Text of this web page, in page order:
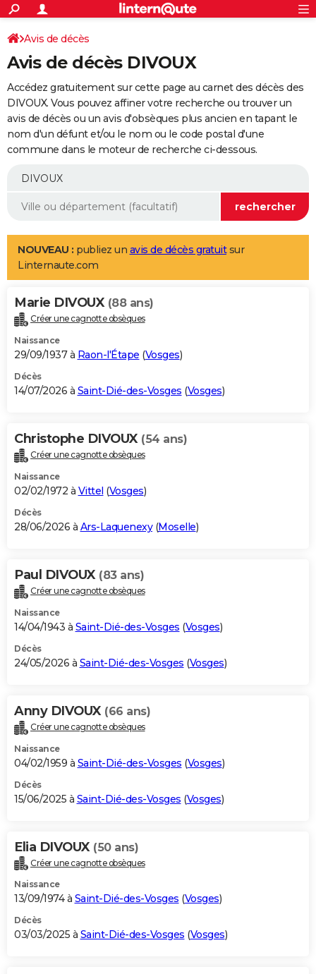
ACTUALITÉS
Politique
Société
Faits Divers
Education
Monde
Villes
+
SPORT
Coupe du monde 2026
Football
Tennis
Cyclisme
Rugby
Forum
Programme TV
TNT
Streaming
Cinéma
Sorties cinéma
Musique
+
FINANCE
Retraite
Epargne
Immobilier
Risques naturels par ville
Banque
Assurance
AUTO
Essais
Réserver un essai
Citadines
Berlines
SUV
Forum auto
+
Mobiles
Meilleur smartphone
Internet
Ordinateurs
Jeux vidéo
Guide high-tech
Aménagement intérieur
LIFESTYLE
Art de vivre
Bien-être
Loisirs
Mode
Modes de vie
Alimentation
Guide de la santé
Maladies
Médicaments
Sommeil
VOYAGE
Destinations
City break
Voyage nature
Voyage de noces
Forum
Climat
+PHOTO
GUIDES D'ACHAT
BONS PLANS
Carte de Noël
Carte Bonne année
Carte Saint-Valentin
Carte Pâques
Carte d'anniversaire
DICTIONNAIRE
Dictionnaire
Biographies
Citations
Expressions
Proverbes
PROGRAMME TV
S'inscrire
Se connecter
Lycées
Collèges
Primaires
Universités
Entreprises
Service militaire
Avis de recherche
AVIS DE DÉCÈS
Bricolage
Lifestyle
Culture
Sport
Auto
Television
Voyage
Cinema
Avis de décès
Avis de décès DIVOUX
Accédez gratuitement sur cette page au carnet des décès des
DIVOUX. Vous pouvez affiner votre recherche ou trouver un
avis de décès ou un avis d'obsèques plus ancien en tapant le
nom d'un défunt et/ou le nom ou le code postal d'une
commune dans le moteur de recherche ci-dessous.
NOUVEAU : publiez un avis de décès gratuitsur
Linternaute.com
Marie DIVOUX (88 ans)
Créer une cagnotte obsèques
Naissance
29/09/1937 à Raon-l'Étape (Vosges)
Décès
14/07/2026 à Saint-Dié-des-Vosges (Vosges)
Christophe DIVOUX (54 ans)
Créer une cagnotte obsèques
Naissance
02/02/1972 à Vittel (Vosges)
Décès
28/06/2026 à Ars-Laquenexy(Moselle)
Paul DIVOUX (83 ans)
Créer une cagnotte obsèques
Naissance
14/04/1943 à Saint-Dié-des-Vosges (Vosges)
Décès
24/05/2026 à Saint-Dié-des-Vosges (Vosges)
Anny DIVOUX (66 ans)
Créer une cagnotte obsèques
Naissance
04/02/1959 à Saint-Dié-des-Vosges (Vosges)
Décès
15/06/2025 à Saint-Dié-des-Vosges (Vosges)
Elia DIVOUX (50 ans)
Créer une cagnotte obsèques
Naissance
13/09/1974 à Saint-Dié-des-Vosges (Vosges)
Décès
03/03/2025 à Saint-Dié-des-Vosges (Vosges)